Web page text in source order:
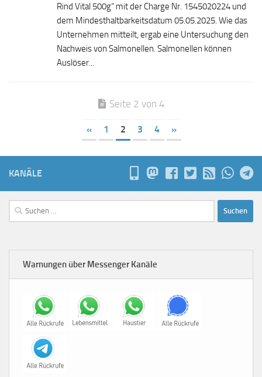
Rind Vital 500g“ mit der Charge Nr. 1545020224 und
dem Mindesthaltbarkeitsdatum 05.05.2025. Wie das
Unternehmen mitteilt, ergab eine Untersuchung den
Nachweis von Salmonellen. Salmonellen können
Auslöser...
Seite 2 von 4
« 1 2 3 4 »
KANÄLE
Suchen
nach:
Warnungen über Messenger Kanäle